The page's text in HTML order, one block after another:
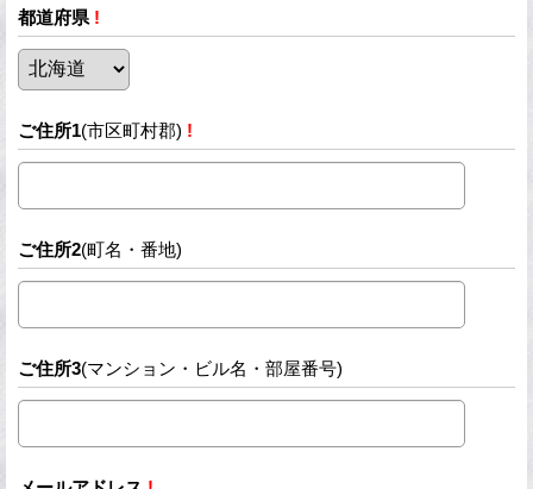
都道府県 !
ご住所1(市区町村郡) !
ご住所2(町名・番地)
ご住所3(マンション・ビル名・部屋番号)